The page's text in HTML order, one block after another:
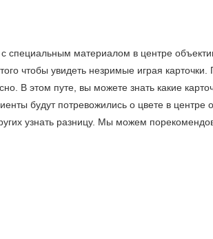
материалом в центре
чтобы увидеть незримые играя
В этом путе, вы можете знать какие
будут потревожились о цвете в центре
узнать разницу. Мы можем